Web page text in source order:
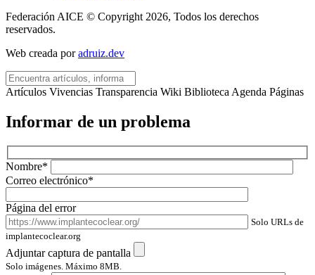
Federación AICE © Copyright 2026, Todos los derechos
reservados.
Web creada poradruiz.dev
Artículos Vivencias Transparencia Wiki BibliotecaAgenda Páginas
Informar de un problema
Nombre*
Correo electrónico*
Página del error
Solo URLs de
implantecoclear.org
Adjuntar captura de pantalla
Solo imágenes. Máximo 8MB.